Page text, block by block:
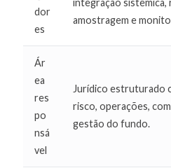
dor
es
integração sistêmica,
amostragem e
Ár
ea
res
po
nsá
vel
Jurídico estruturado
risco, operações,
gestão do fundo.